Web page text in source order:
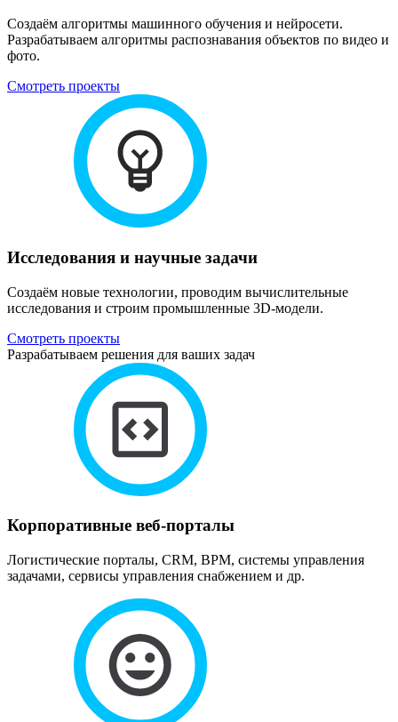
Создаём алгоритмы машинного обучения и нейросети.
Разрабатываем алгоритмы распознавания объектов по видео и
фото.
Смотреть проекты
Исследования и научные задачи
Создаём новые технологии, проводим вычислительные
исследования и строим промышленные 3D-модели.
Смотреть проекты
Разрабатываем решения для ваших задач
Корпоративные веб-порталы
Логистические порталы, CRM, BPM, системы управления
задачами, сервисы управления снабжением и др.